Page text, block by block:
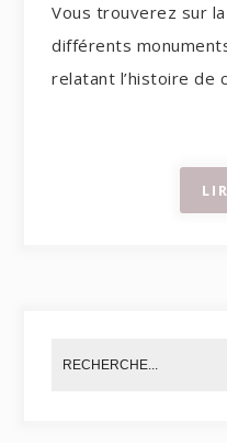
Vous trouverez sur
différents
relatant l’histoire de